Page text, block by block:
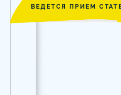
ВЕДЕТСЯ ПРИЕМ